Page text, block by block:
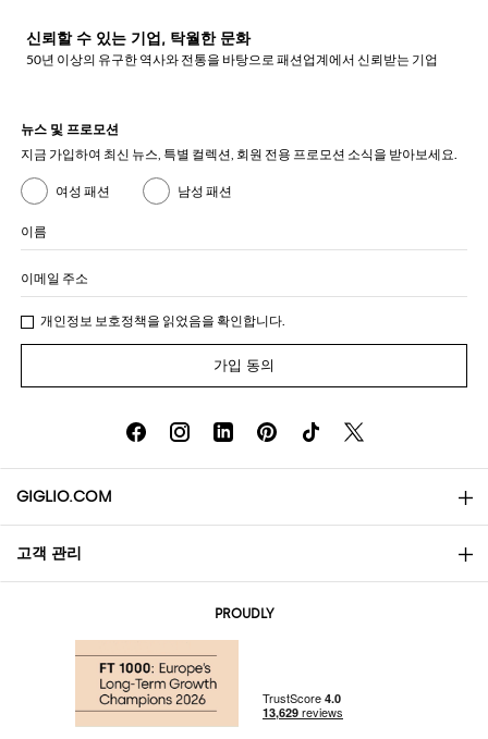
신뢰할 수 있는 기업, 탁월한 문화
50년 이상의 유구한 역사와 전통을 바탕으로 패션업계에서 신뢰받는 기업
뉴스 및 프로모션
지금 가입하여 최신 뉴스, 특별 컬렉션, 회원 전용 프로모션 소식을 받아보세요.
여성 패션 남성 패션
이름
이메일 주소
개인정보 보호정책을 읽었음을 확인합니다.
가입 동의
GIGLIO.COM
소개
Community Store
고객 관리
반품 및 환불
PROUDLY